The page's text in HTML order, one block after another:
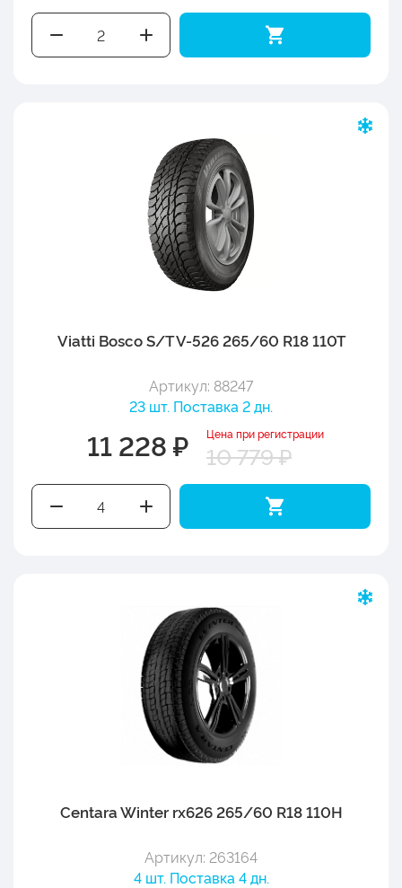
Viatti Bosco S/T V-526 265/60 R18 110T
Артикул: 88247
23 шт. Поставка 2 дн.
11 228 ₽ Цена при регистрации
10 779 ₽
Centara Winter rx626 265/60 R18 110H
Артикул: 263164
4 шт. Поставка 4 дн.